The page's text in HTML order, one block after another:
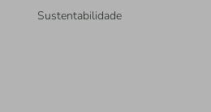
Sustentabilidade